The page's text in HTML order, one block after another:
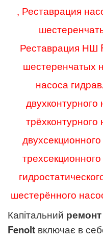
, Реставрация
Реставрация НШ
шестеренчатых
насоса
двухконтурного
трёхконтурного
шестерённого
Капітальний
Fenolt включає в